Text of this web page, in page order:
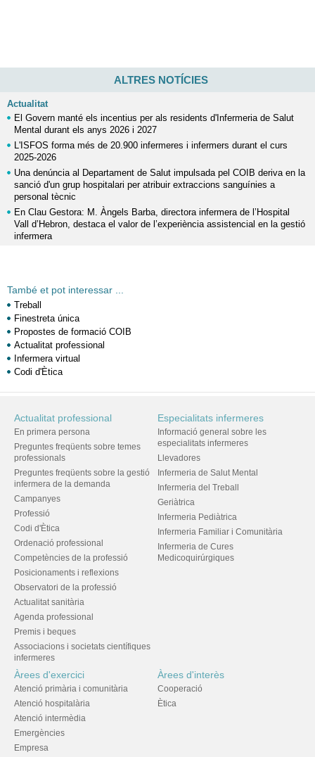
ALTRES NOTÍCIES
Actualitat
El Govern manté els incentius per als residents d'Infermeria de Salut
Mental durant els anys 2026 i 2027
L'ISFOS forma més de 20.900 infermeres i infermers durant el curs
2025-2026
Una denúncia al Departament de Salut impulsada pel COIB deriva en la
sanció d'un grup hospitalari per atribuir extraccions sanguínies a
personal tècnic
En Clau Gestora: M. Àngels Barba, directora infermera de l’Hospital
Vall d’Hebron, destaca el valor de l’experiència assistencial en la gestió
infermera
També et pot interessar ...
Treball
Finestreta única
Propostes de formació COIB
Actualitat professional
Infermera virtual
Codi d'Ètica
Actualitat professional
En primera persona
Preguntes freqüents sobre temes
professionals
Preguntes freqüents sobre la gestió
infermera de la demanda
Campanyes
Professió
Codi d'Ètica
Ordenació professional
Competències de la professió
Posicionaments i reflexions
Observatori de la professió
Actualitat sanitària
Agenda professional
Premis i beques
Associacions i societats científiques
infermeres
Especialitats infermeres
Informació general sobre les
especialitats infermeres
Llevadores
Infermeria de Salut Mental
Infermeria del Treball
Geriàtrica
Infermeria Pediàtrica
Infermeria Familiar i Comunitària
Infermeria de Cures
Medicoquirúrgiques
Àrees d'exercici
Atenció primària i comunitària
Atenció hospitalària
Atenció intermèdia
Emergències
Empresa
Àrees d'interès
Cooperació
Ètica